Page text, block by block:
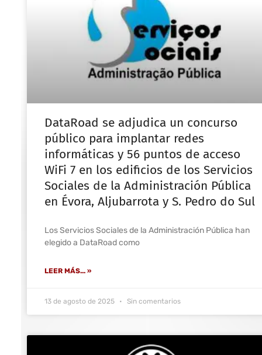
DataRoad se adjudica un concurso
público para implantar redes
informáticas y 56 puntos de acceso
WiFi 7 en los edificios de los Servicios
Sociales de la Administración Pública
en Évora, Aljubarrota y S. Pedro do Sul
Los Servicios Sociales de la Administración Pública han
elegido a DataRoad como
LEER MÁS... »
13 de agosto de 2025 Sin comentarios